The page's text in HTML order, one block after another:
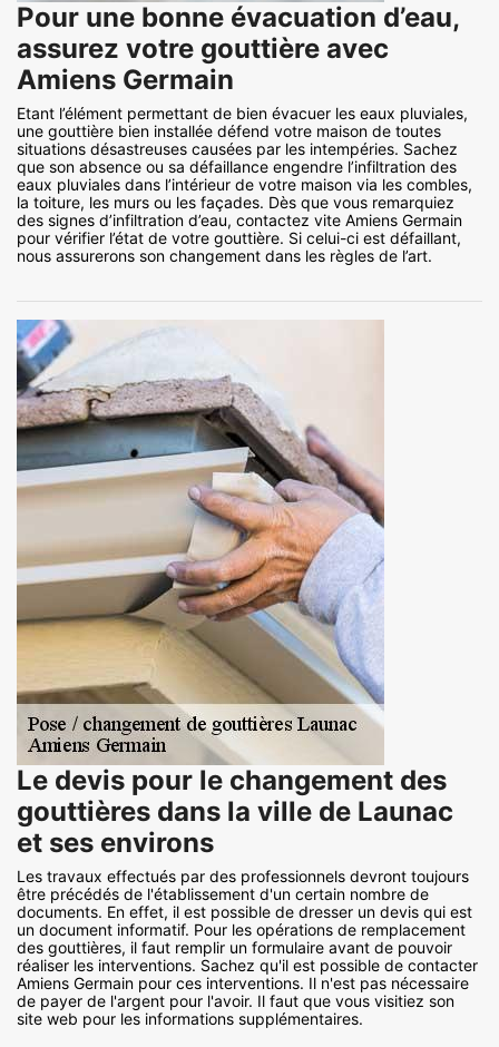
Pour une bonne évacuation d’eau,
assurez votre gouttière avec
Amiens Germain
Etant l’élément permettant de bien évacuer les eaux pluviales,
une gouttière bien installée défend votre maison de toutes
situations désastreuses causées par les intempéries. Sachez
que son absence ou sa défaillance engendre l’infiltration des
eaux pluviales dans l’intérieur de votre maison via les combles,
la toiture, les murs ou les façades. Dès que vous remarquiez
des signes d’infiltration d’eau, contactez vite Amiens Germain
pour vérifier l’état de votre gouttière. Si celui-ci est défaillant,
nous assurerons son changement dans les règles de l’art.
Le devis pour le changement des
gouttières dans la ville de Launac
et ses environs
Les travaux effectués par des professionnels devront toujours
être précédés de l'établissement d'un certain nombre de
documents. En effet, il est possible de dresser un devis qui est
un document informatif. Pour les opérations de remplacement
des gouttières, il faut remplir un formulaire avant de pouvoir
réaliser les interventions. Sachez qu'il est possible de contacter
Amiens Germain pour ces interventions. Il n'est pas nécessaire
de payer de l'argent pour l'avoir. Il faut que vous visitiez son
site web pour les informations supplémentaires.